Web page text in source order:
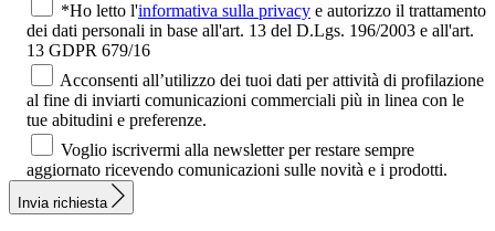
*Ho letto l'informativa sulla privacy e autorizzo il trattamento
dei dati personali in base all'art. 13 del D.Lgs. 196/2003 e all'art.
13 GDPR 679/16
Acconsenti all’utilizzo dei tuoi dati per attività di profilazione
al fine di inviarti comunicazioni commerciali più in linea con le
tue abitudini e preferenze.
Voglio iscrivermi alla newsletter per restare sempre
aggiornato ricevendo comunicazioni sulle novità e i prodotti.
Invia richiesta